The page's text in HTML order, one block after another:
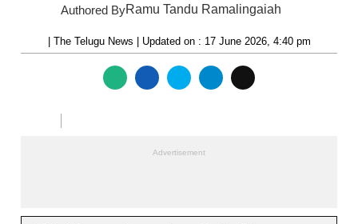
Authored ByRamu Tandu Ramalingaiah
| The Telugu News | Updated on : 17 June 2026, 4:40 pm